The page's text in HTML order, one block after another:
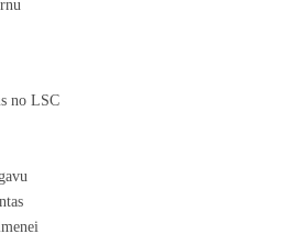
no LSC